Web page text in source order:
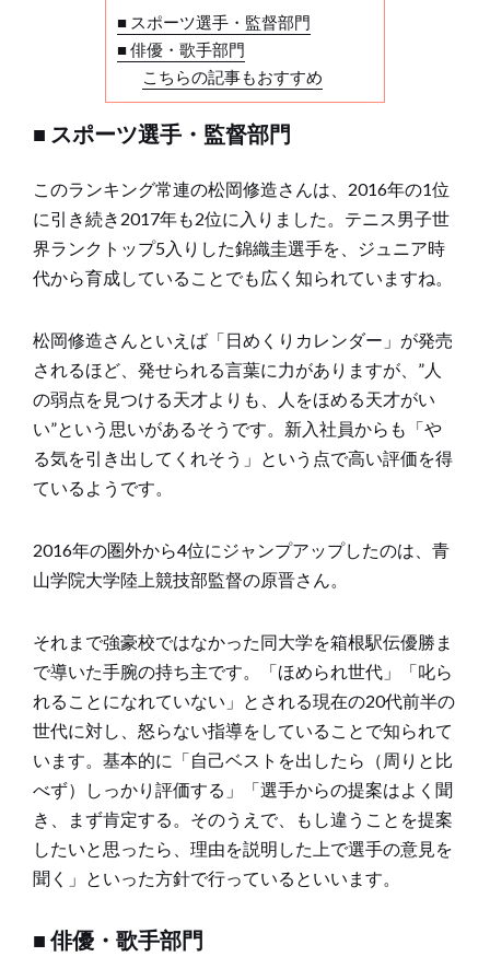
■ スポーツ選手・監督部門
■ 俳優・歌手部門
こちらの記事もおすすめ
■ スポーツ選手・監督部門
このランキング常連の松岡修造さんは、2016年の1位
に引き続き2017年も2位に入りました。テニス男子世
界ランクトップ5入りした錦織圭選手を、ジュニア時
代から育成していることでも広く知られていますね。
松岡修造さんといえば「日めくりカレンダー」が発売
されるほど、発せられる言葉に力がありますが、”人
の弱点を見つける天才よりも、人をほめる天才がい
い”という思いがあるそうです。新入社員からも「や
る気を引き出してくれそう」という点で高い評価を得
ているようです。
2016年の圏外から4位にジャンプアップしたのは、青
山学院大学陸上競技部監督の原晋さん。
それまで強豪校ではなかった同大学を箱根駅伝優勝ま
で導いた手腕の持ち主です。「ほめられ世代」「叱ら
れることになれていない」とされる現在の20代前半の
世代に対し、怒らない指導をしていることで知られて
います。基本的に「自己ベストを出したら（周りと比
べず）しっかり評価する」「選手からの提案はよく聞
き、まず肯定する。そのうえで、もし違うことを提案
したいと思ったら、理由を説明した上で選手の意見を
聞く」といった方針で行っているといいます。
■ 俳優・歌手部門